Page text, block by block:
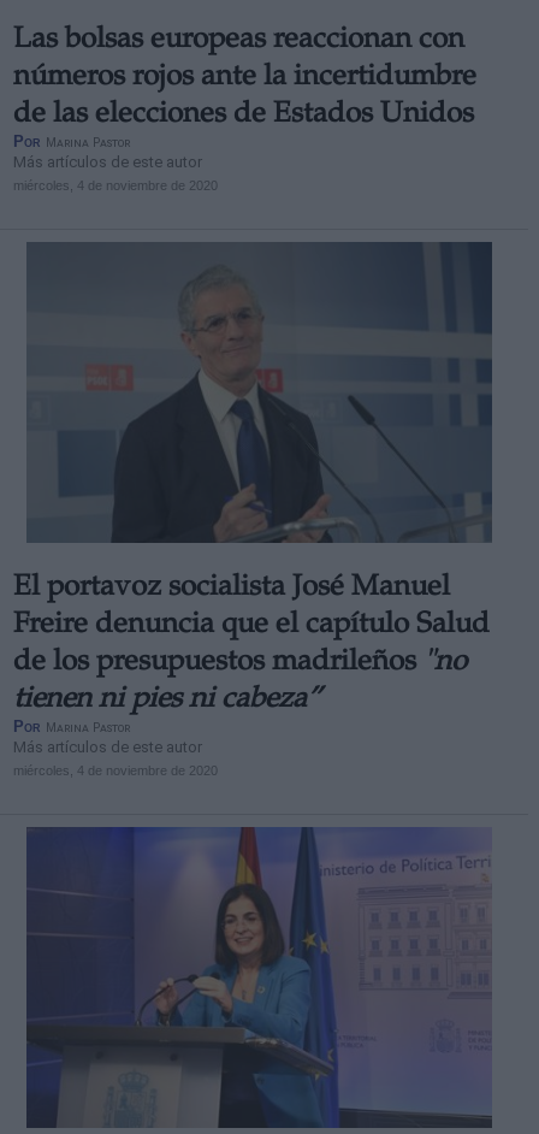
Las bolsas europeas reaccionan con
números rojos ante la incertidumbre
de las elecciones de Estados Unidos
Por Marina Pastor
Más artículos de este autor
miércoles, 4 de noviembre de 2020
El portavoz socialista José Manuel
Freire denuncia que el capítulo Salud
de los presupuestos madrileños "no
tienen ni pies ni cabeza”
Por Marina Pastor
Más artículos de este autor
miércoles, 4 de noviembre de 2020